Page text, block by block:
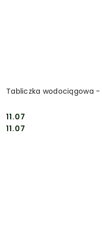
Tabliczka wodociągowa
Cena:
11.07
Cena:
11.07